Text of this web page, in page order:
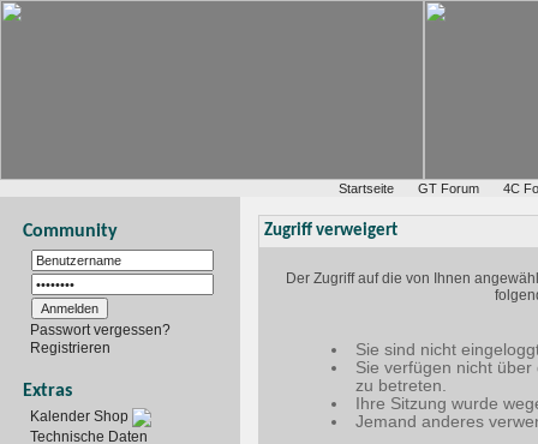
Startseite GT Forum 4C
Community
Passwort vergessen?
Registrieren
Extras
Kalender Shop
Technische Daten
Zugriff verweigert
Der Zugriff auf die von Ihnen
Sie sind nicht
Sie verfügen nicht
zu betreten.
Ihre Sitzung wurde
Jemand anderes